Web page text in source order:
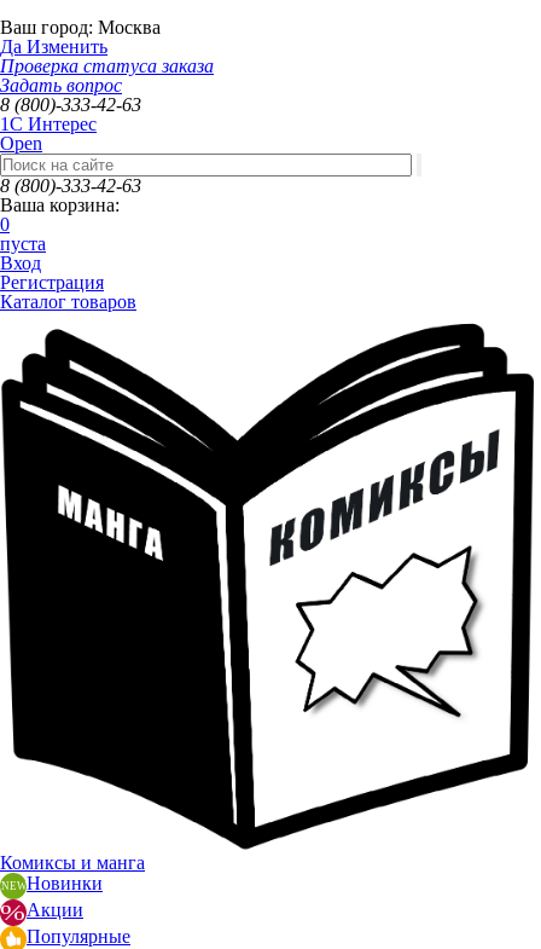
Ваш город: Москва
Да Изменить
Проверка статуса заказа
Задать вопрос
8 (800)-333-42-63
1C Интерес
Open
8 (800)-333-42-63
Ваша корзина:
0
пуста
Вход
Регистрация
Каталог товаров
Комиксы и манга
Новинки
Акции
Популярные